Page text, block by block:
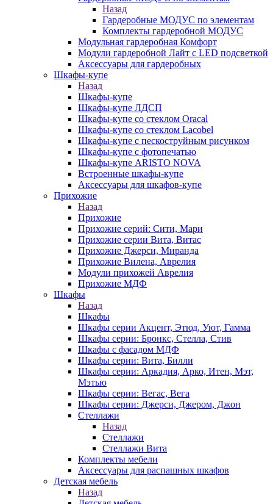
Назад
Гардеробные МОДУС по элементам
Комплекты гардеробной МОДУС
Модульная гардеробная Комфорт
Модули гардеробной Лайт с LED подсветкой
Аксессуары для гардеробных
Шкафы-купе
Назад
Шкафы-купе
Шкафы-купе ЛДСП
Шкафы-купе со стеклом Oracal
Шкафы-купе со стеклом Lacobel
Шкафы-купе с пескоструйным рисунком
Шкафы-купе с фотопечатью
Шкафы-купе ARISTO NOVA
Встроенные шкафы-купе
Аксессуары для шкафов-купе
Прихожие
Назад
Прихожие
Прихожие серий: Сити, Мари
Прихожие серии Вита, Витас
Прихожие Джерси, Миранда
Прихожие Вилена, Аврелия
Модули прихожей Аврелия
Прихожие МДФ
Шкафы
Назад
Шкафы
Шкафы серии Акцент, Этюд, Уют, Гамма
Шкафы серии: Бронкс, Стелла, Стив
Шкафы с фасадом МДФ
Шкафы серии: Вита, Билли
Шкафы серии: Аркадия, Арко, Итен, Мэт,
Мэтью
Шкафы серии: Вегас, Вега
Шкафы серии: Джерси, Джером, Джон
Стеллажи
Назад
Стеллажи
Стеллажи Вита
Комплекты мебели
Аксессуары для распашных шкафов
Детская мебель
Назад